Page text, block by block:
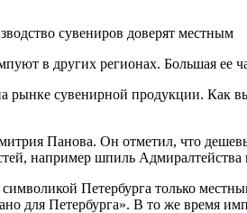
в других регионах. Большая ее
сувенирной продукции. Как
Панова. Он отметил, что
например шпиль
Петербурга только
для Петербурга». В то же время